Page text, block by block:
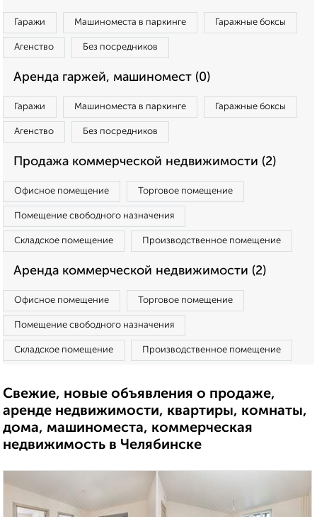
Гаражи Машиноместа в паркинге Гаражные боксы
Агенство Без посредников
Аренда гаржей, машиномест (0)
Гаражи Машиноместа в паркинге Гаражные боксы
Агенство Без посредников
Продажа коммерческой недвижимости (2)
Офисное помещение Торговое помещение
Помещение свободного назначения
Складское помещение Производственное помещение
Аренда коммерческой недвижимости (2)
Офисное помещение Торговое помещение
Помещение свободного назначения
Складское помещение Производственное помещение
Свежие, новые объявления о продаже,
аренде недвижимости, квартиры, комнаты,
дома, машиноместа, коммерческая
недвижимость в Челябинске